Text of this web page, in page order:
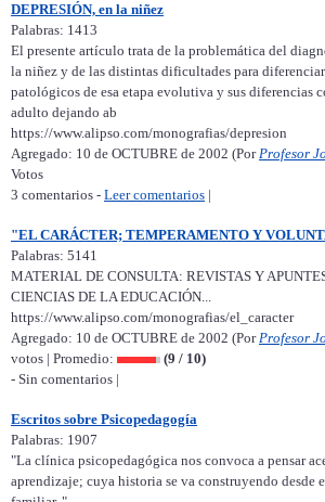
DEPRESIÓN, en la niñez
Palabras: 1413
El presente artículo trata de la problemática del
la niñez y de las distintas dificultades para
patológicos de esa etapa evolutiva y sus diferencias
adulto dejando ab
https://www.alipso.com/monografias/depresion
Agregado: 10 de OCTUBRE de 2002 (PorProfesor
Votos
3 comentarios - Leer comentarios |
"EL CARÁCTER; TEMPERAMENTO Y
Palabras: 5141
MATERIAL DE CONSULTA: REVISTAS Y
CIENCIAS DE LA EDUCACIÓN...
https://www.alipso.com/monografias/el_caracter
Agregado: 10 de OCTUBRE de 2002 (PorProfesor
votos | Promedio:
(9 / 10)
- Sin comentarios |
Escritos sobre Psicopedagogía
Palabras: 1907
"La clínica psicopedagógica nos convoca a pensar
aprendizaje; cuya historia se va construyendo desde